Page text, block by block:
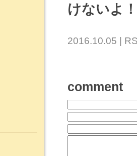
けないよ
2016.10.05 |
comment